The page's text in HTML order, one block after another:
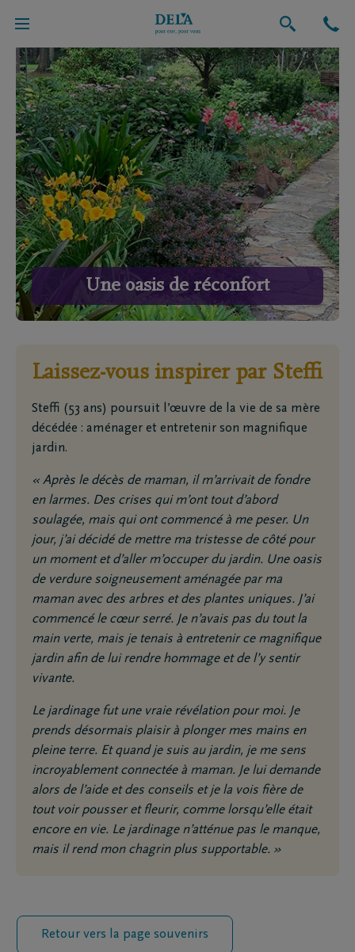
Une oasis de réconfort
Laissez-vous inspirer par Steffi
Steffi (53 ans) poursuit l’œuvre de la vie de sa mère
décédée : aménager et entretenir son magnifique
jardin.
« Après le décès de maman, il m’arrivait de fondre
en larmes. Des crises qui m’ont tout d’abord
soulagée, mais qui ont commencé à me peser. Un
jour, j’ai décidé de mettre ma tristesse de côté pour
un moment et d’aller m’occuper du jardin. Une oasis
de verdure soigneusement aménagée par ma
maman avec des arbres et des plantes uniques. J’ai
commencé le cœur serré. Je n’avais pas du tout la
main verte, mais je tenais à entretenir ce magnifique
jardin afin de lui rendre hommage et de l’y sentir
vivante.
Le jardinage fut une vraie révélation pour moi. Je
prends désormais plaisir à plonger mes mains en
pleine terre. Et quand je suis au jardin, je me sens
incroyablement connectée à maman. Je lui demande
alors de l’aide et des conseils et je la vois fière de
tout voir pousser et fleurir, comme lorsqu’elle était
encore en vie. Le jardinage n’atténue pas le manque,
mais il rend mon chagrin plus supportable. »
Retour vers la page souvenirs